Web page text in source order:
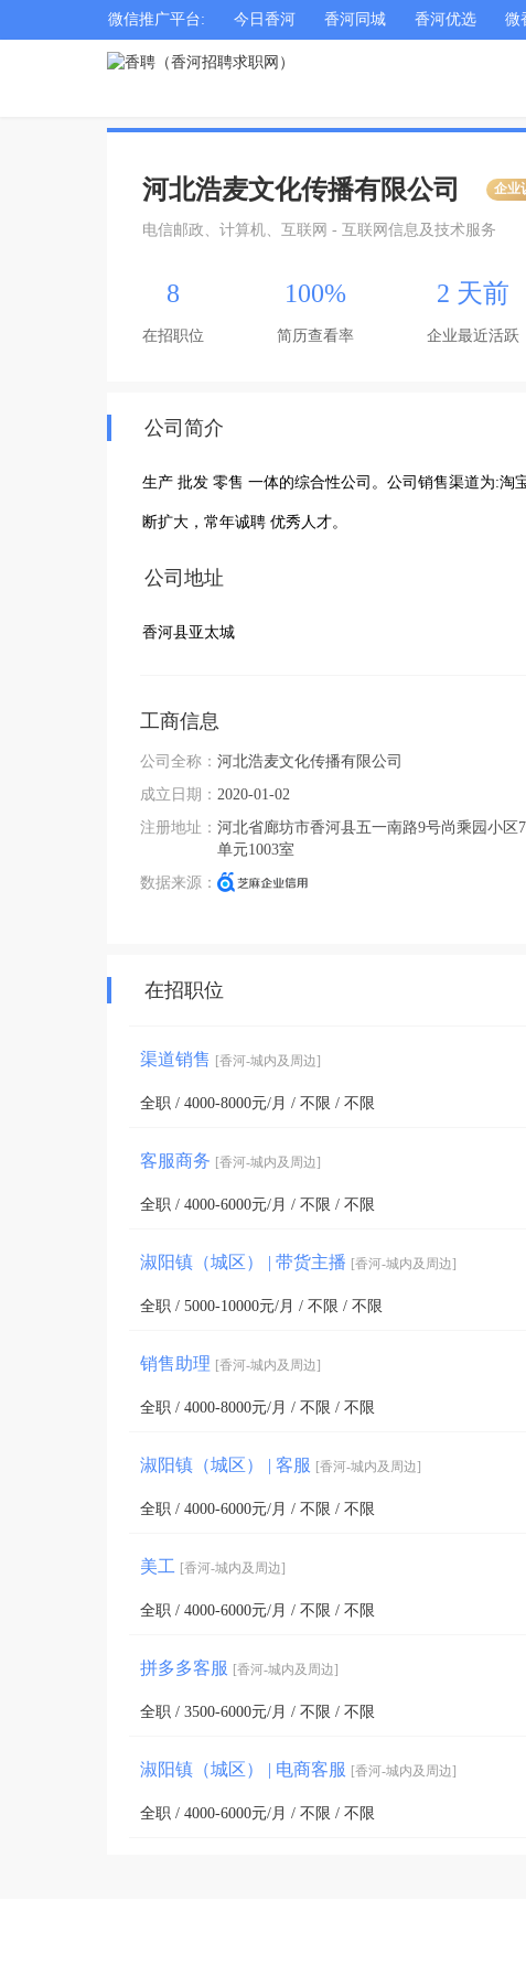
微信推广平台: 今日香河 香河同城 香河优选 微
河北浩麦文化传播有限公司 企业
电信邮政、计算机、互联网 - 互联网信息及技术服务
8
在招职位
100%
简历查看率
2 天前
企业最近活跃
公司简介
生产 批发 零售 一体的综合性公司。公司销售渠道为:淘
断扩大，常年诚聘 优秀人才。
公司地址
香河县亚太城
工商信息
公司全称： 河北浩麦文化传播有限公司
成立日期： 2020-01-02
注册地址： 河北省廊坊市香河县五一南路9号尚乘园小区
单元1003室
数据来源：
在招职位
渠道销售 [香河-城内及周边]
全职 / 4000-8000元/月 / 不限 / 不限
客服商务 [香河-城内及周边]
全职 / 4000-6000元/月 / 不限 / 不限
淑阳镇（城区） | 带货主播 [香河-城内及周边]
全职 / 5000-10000元/月 / 不限 / 不限
销售助理 [香河-城内及周边]
全职 / 4000-8000元/月 / 不限 / 不限
淑阳镇（城区） | 客服 [香河-城内及周边]
全职 / 4000-6000元/月 / 不限 / 不限
美工 [香河-城内及周边]
全职 / 4000-6000元/月 / 不限 / 不限
拼多多客服 [香河-城内及周边]
全职 / 3500-6000元/月 / 不限 / 不限
淑阳镇（城区） | 电商客服 [香河-城内及周边]
全职 / 4000-6000元/月 / 不限 / 不限